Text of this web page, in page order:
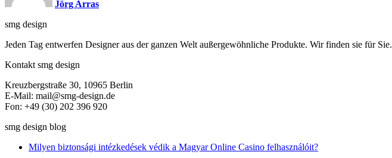
Jörg Arras
smg design
Jeden Tag entwerfen Designer aus der ganzen Welt außergewöhnliche Produkte. Wir finden sie für Sie.
Kontakt smg design
Kreuzbergstraße 30, 10965 Berlin
E-Mail: mail@smg-design.de
Fon: +49 (30) 202 396 920
smg design blog
Milyen biztonsági intézkedések védik a Magyar Online Casino felhasználóit?